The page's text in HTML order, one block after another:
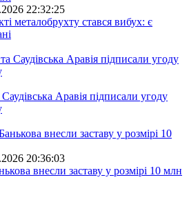
22:32:25
металобрухту стався вибух: є
Аравія підписали угоду
20:36:03
внесли заставу у розмірі 10 млн